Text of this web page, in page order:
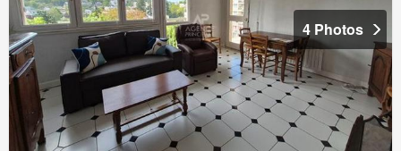
4 Photos